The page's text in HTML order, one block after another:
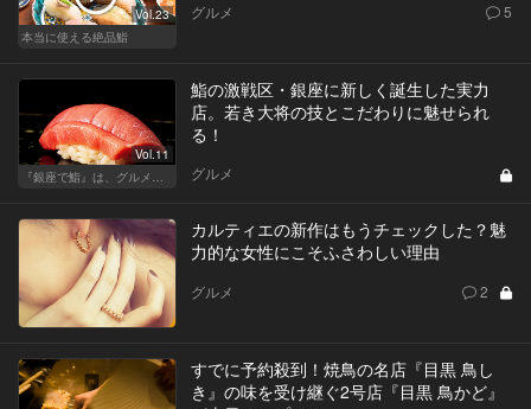
Vol.23
本当に使える絶品鮨
グルメ 5
Vol.11
『銀座で鮨』は、グルメな大人のたしなみだ
鮨の激戦区・銀座に新しく誕生した実力
店。若き大将の技とこだわりに魅せられ
る！
グルメ
カルティエの新作はもうチェックした？魅
力的な女性にこそふさわしい理由
グルメ 2
すでに予約殺到！焼鳥の名店『目黒 鳥し
き』の味を受け継ぐ2号店『目黒 鳥かど』